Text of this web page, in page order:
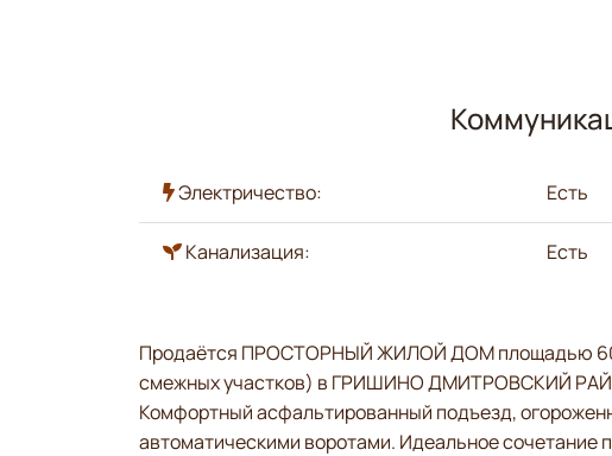
Электричество: Есть
Канализация: Есть
Продаётся ПРОСТОРНЫЙ ЖИЛОЙ ДОМ площадью 607
смежных участков) в ГРИШИНО ДМИТРОВСКИЙ
Комфортный асфальтированный подъезд,
автоматическими воротами. Идеальное сочетание